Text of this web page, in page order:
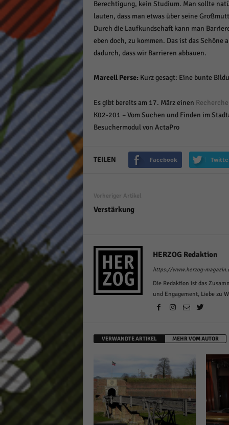
Berechtigung, kein Studium. Man sollte
lauten, dass man etwas über seine
Durch die Laufkundschaft kann man
eben doch, zu kommen. Das ist das
dadurch, dass wir Barrieren abbauen.
Marcell Perse: Kurz gesagt: Eine bunte
Es gibt bereits am 17. März einen
K02-201 – Vom Suchen und Finden im
Besuchermodul von ActaPro
TEILEN Facebook
Vorheriger Artikel
Verstärkung
HERZOG Redaktion
https://www.herzog-
Die Redaktion ist das
und Engagement, Liebe zu
VERWANDTE ARTIKEL MEHR VOM AUTOR